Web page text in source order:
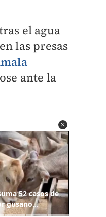
el agua
las presas
ante la